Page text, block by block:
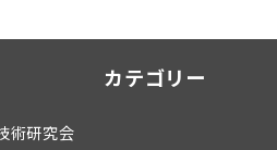
カテゴリー
術研究会